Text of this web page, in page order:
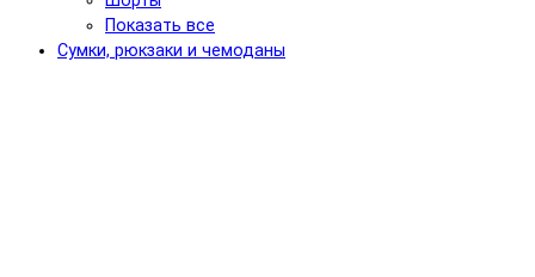
Показать все
Сумки, рюкзаки и чемоданы